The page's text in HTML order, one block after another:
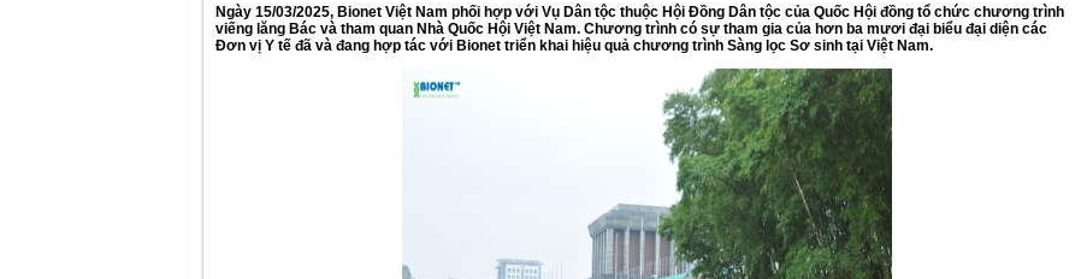
Ngày 15/03/2025, Bionet Việt Nam phối hợp với Vụ Dân tộc thuộc Hội Đồng Dân tộc của Quốc Hội đồng tổ chức chương trình
viếng lăng Bác và tham quan Nhà Quốc Hội Việt Nam. Chương trình có sự tham gia của hơn ba mươi đại biểu đại diện các
Đơn vị Y tế đã và đang hợp tác với Bionet triển khai hiệu quả chương trình Sàng lọc Sơ sinh tại Việt Nam.